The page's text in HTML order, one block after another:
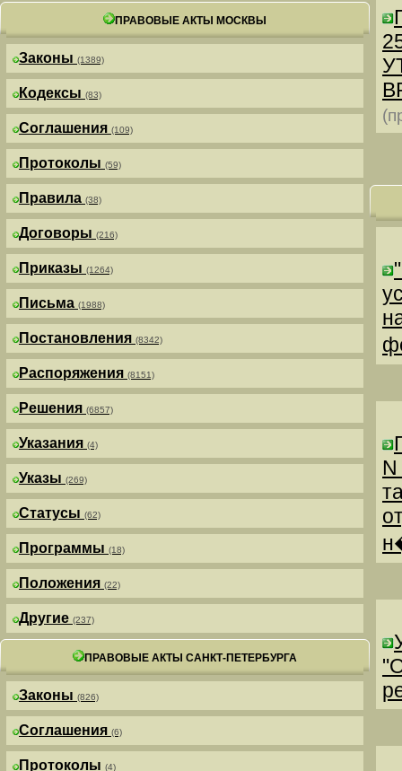
ПРАВОВЫЕ АКТЫ МОСКВЫ
Законы (1389)
Кодексы (83)
Соглашения (109)
Протоколы (59)
Правила (38)
Договоры (216)
Приказы (1264)
Письма (1988)
Постановления (8342)
Распоряжения (8151)
Решения (6857)
Указания (4)
Указы (269)
Статусы (62)
Программы (18)
Положения (22)
Другие (237)
ПРАВОВЫЕ АКТЫ САНКТ-ПЕТЕРБУРГА
Законы (826)
Соглашения (6)
Протоколы (4)